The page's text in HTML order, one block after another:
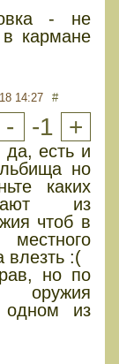
- не
кармане
14:27 #
- -1 +
есть и
но
каких
из
чтоб в
влезть :(
но по
оружия
одном из